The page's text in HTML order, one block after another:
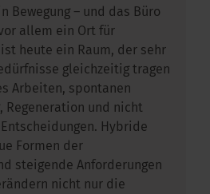
Bewegung – und das Büro
allem ein Ort für
ist heute ein Raum, der sehr
gleichzeitig tragen
Arbeiten, spontanen
Regeneration und nicht
Hybride
Formen der
steigende Anforderungen
nicht nur die